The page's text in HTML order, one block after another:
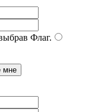
Флаг.